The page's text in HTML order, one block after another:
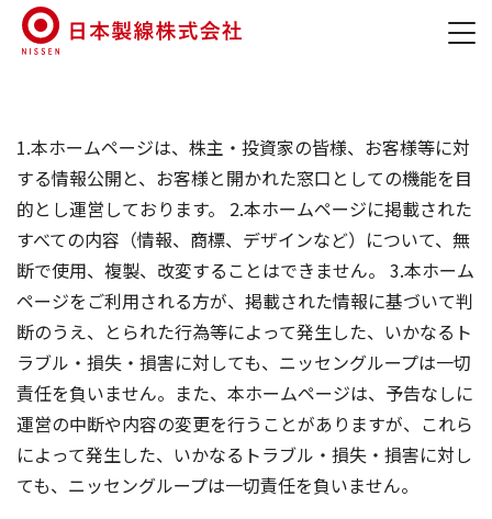
1.本ホームページは、株主・投資家の皆様、お客様等に対
する情報公開と、お客様と開かれた窓口としての機能を目
的とし運営しております。 2.本ホームページに掲載された
すべての内容（情報、商標、デザインなど）について、無
断で使用、複製、改変することはできません。 3.本ホーム
ページをご利用される方が、掲載された情報に基づいて判
断のうえ、とられた行為等によって発生した、いかなるト
ラブル・損失・損害に対しても、ニッセングループは一切
責任を負いません。また、本ホームページは、予告なしに
運営の中断や内容の変更を行うことがありますが、これら
によって発生した、いかなるトラブル・損失・損害に対し
ても、ニッセングループは一切責任を負いません。